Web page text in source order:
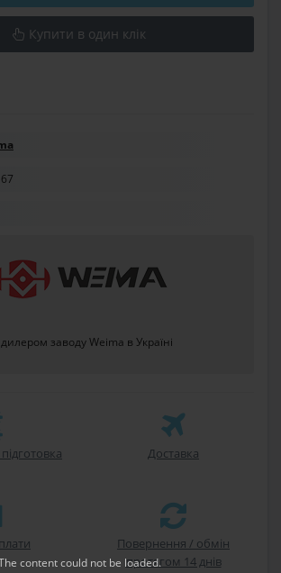
contentcould not be loaded.
Купити в один клік
заводу Weima в Україні
Доставка
Повернення / обмін
протягом 14 днів